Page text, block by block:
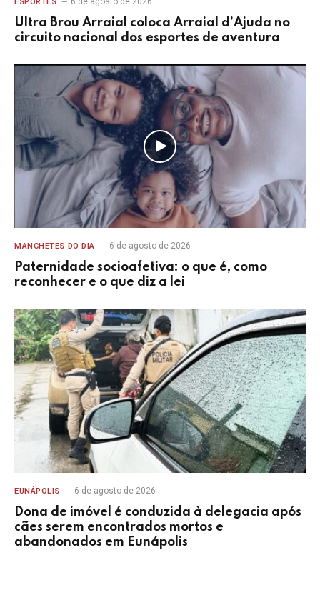
Ultra Brou Arraial coloca Arraial d’Ajuda no
circuito nacional dos esportes de aventura
MANCHETES DO DIA 6 de agosto de 2026
Paternidade socioafetiva: o que é, como
reconhecer e o que diz a lei
EUNÁPOLIS 6 de agosto de 2026
Dona de imóvel é conduzida à delegacia após
cães serem encontrados mortos e
abandonados em Eunápolis